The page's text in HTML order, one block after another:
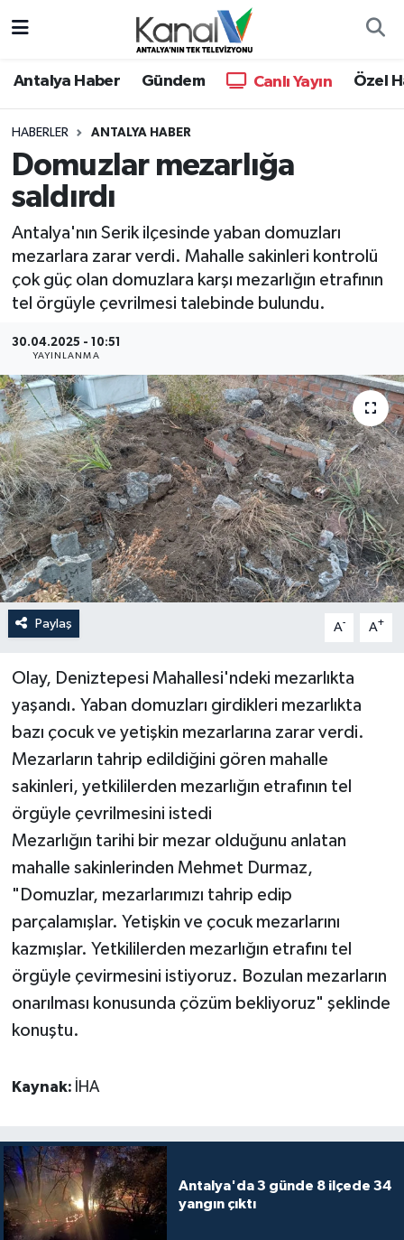
Antalya Haber Gündem Canlı Yayın Özel
HABERLER ANTALYA HABER
Domuzlar mezarlığa
saldırdı
Antalya'nın Serik ilçesinde yaban domuzları
mezarlara zarar verdi. Mahalle sakinleri kontrolü
çok güç olan domuzlara karşı mezarlığın etrafının
tel örgüyle çevrilmesi talebinde bulundu.
30.04.2025 - 10:51
YAYINLANMA
Paylaş A- A+
Olay, Deniztepesi Mahallesi'ndeki mezarlıkta
yaşandı. Yaban domuzları girdikleri mezarlıkta
bazı çocuk ve yetişkin mezarlarına zarar verdi.
Mezarların tahrip edildiğini gören mahalle
sakinleri, yetkililerden mezarlığın etrafının tel
örgüyle çevrilmesini istedi
Mezarlığın tarihi bir mezar olduğunu anlatan
mahalle sakinlerinden Mehmet Durmaz,
"Domuzlar, mezarlarımızı tahrip edip
parçalamışlar. Yetişkin ve çocuk mezarlarını
kazmışlar. Yetkililerden mezarlığın etrafını tel
örgüyle çevirmesini istiyoruz. Bozulan mezarların
onarılması konusunda çözüm bekliyoruz" şeklinde
konuştu.
Kaynak: İHA
Antalya'da 3 günde 8 ilçede 34
yangın çıktı
Antalya Haber
Dünya
Eğitim
Ekonomi
Gündem
Günün Manşetleri
Haber Kuşakları
Haberler
KANALV Spor
Kültür Sanat
Magazin
Öğle Bülteni
Siyaset
Sosyal medya
Spor
Teknoloji
Televizyon
Turizm
Yaşam
Hava Durumu
Trafik Durumu
Süper Lig Puan Durumu ve Fikstür
Tüm Manşetler
Son Dakika Haberleri
Haber Arşivi